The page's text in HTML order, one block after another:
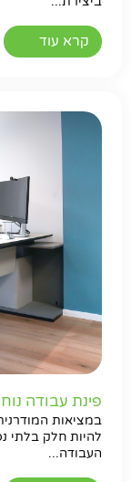
קרא עוד
פינת עבודה
במציאות
להיות חלק בלתי
העבודה...